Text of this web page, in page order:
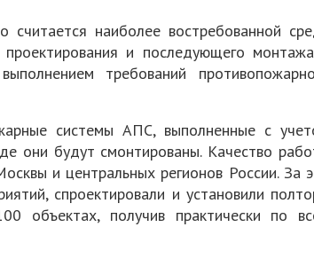
наиболее востребованной
и последующего
требований
системы АПС, выполненные с
они будут смонтированы. Качество
и центральных регионов России. За
спроектировали и установили
объектах, получив практически по